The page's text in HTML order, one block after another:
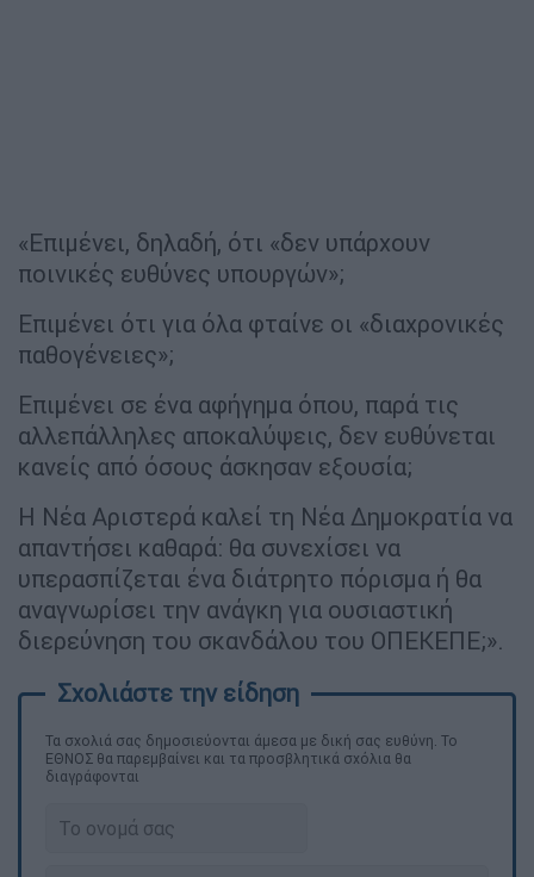
«Επιμένει, δηλαδή, ότι «δεν υπάρχουν
ποινικές ευθύνες υπουργών»;
Επιμένει ότι για όλα φταίνε οι «διαχρονικές
παθογένειες»;
Επιμένει σε ένα αφήγημα όπου, παρά τις
αλλεπάλληλες αποκαλύψεις, δεν ευθύνεται
κανείς από όσους άσκησαν εξουσία;
Η Νέα Αριστερά καλεί τη Νέα Δημοκρατία να
απαντήσει καθαρά: θα συνεχίσει να
υπερασπίζεται ένα διάτρητο πόρισμα ή θα
αναγνωρίσει την ανάγκη για ουσιαστική
διερεύνηση του σκανδάλου του ΟΠΕΚΕΠΕ;».
Τα σχολιά σας δημοσιεύονται άμεσα με δική σας ευθύνη. Το
ΕΘΝΟΣ θα παρεμβαίνει και τα προσβλητικά σχόλια θα
διαγράφονται